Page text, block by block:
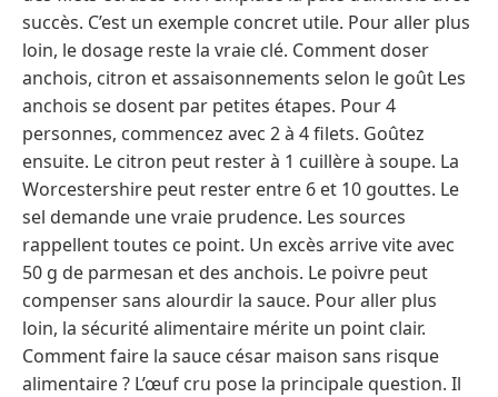
succès. C’est un exemple concret utile. Pour aller plus
loin, le dosage reste la vraie clé. Comment doser
anchois, citron et assaisonnements selon le goût Les
anchois se dosent par petites étapes. Pour 4
personnes, commencez avec 2 à 4 filets. Goûtez
ensuite. Le citron peut rester à 1 cuillère à soupe. La
Worcestershire peut rester entre 6 et 10 gouttes. Le
sel demande une vraie prudence. Les sources
rappellent toutes ce point. Un excès arrive vite avec
50 g de parmesan et des anchois. Le poivre peut
compenser sans alourdir la sauce. Pour aller plus
loin, la sécurité alimentaire mérite un point clair.
Comment faire la sauce césar maison sans risque
alimentaire ? L’œuf cru pose la principale question. Il